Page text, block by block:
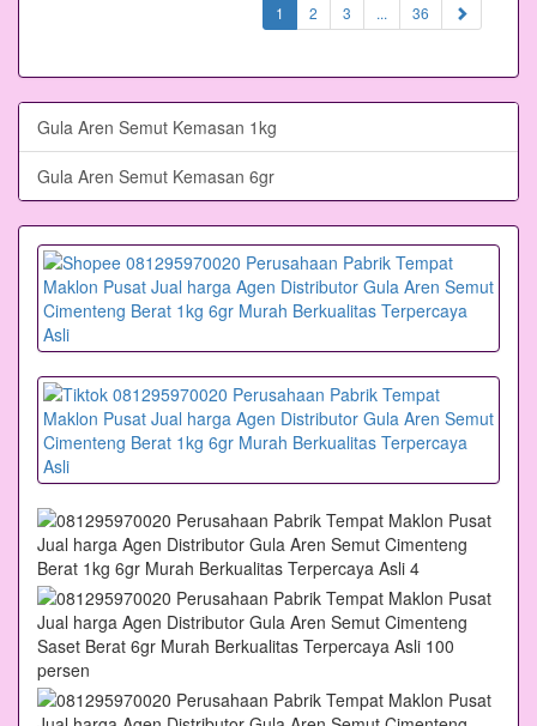
1 (current)
2 3 ... 36
Gula Aren Semut Kemasan 1kg
Gula Aren Semut Kemasan 6gr